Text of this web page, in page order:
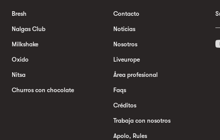
Bresh
Nalgas Club
Milkshake
Oxido
Nitsa
Churros con chocolate
Contacto
Noticias
Nosotros
Liveurope
Área profesional
Faqs
Créditos
Trabaja con nosotros
Apolo, Rules